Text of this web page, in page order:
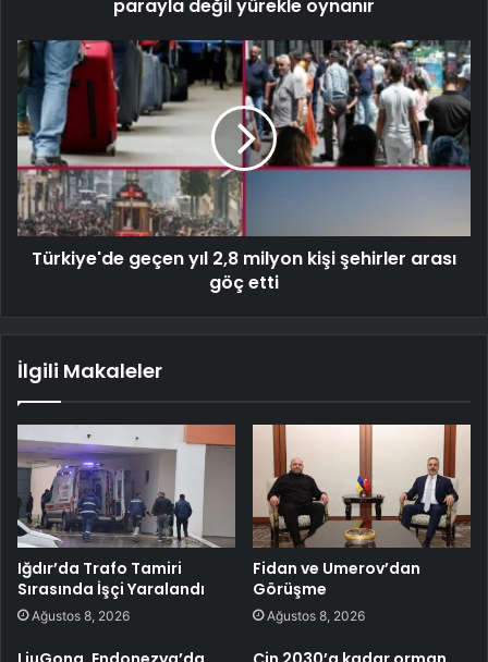
parayla değil yürekle oynanır
Türkiye'de geçen yıl 2,8 milyon kişi şehirler arası
göç etti
İlgili Makaleler
Iğdır’da Trafo Tamiri
Sırasında İşçi Yaralandı
Ağustos 8, 2026
Fidan ve Umerov’dan
Görüşme
Ağustos 8, 2026